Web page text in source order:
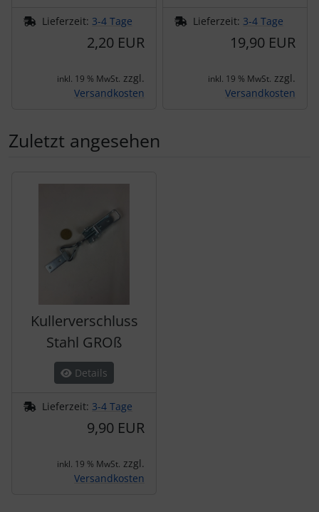
Lieferzeit: 3-4 Tage
2,20 EUR
inkl. 19 % MwSt. zzgl.
Versandkosten
Lieferzeit: 3-4 Tage
19,90 EUR
inkl. 19 % MwSt. zzgl.
Versandkosten
Zuletzt angesehen
Kullerverschluss
Stahl GROß
Details
Lieferzeit: 3-4 Tage
9,90 EUR
inkl. 19 % MwSt. zzgl.
Versandkosten